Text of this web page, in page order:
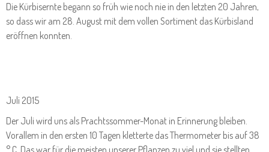
Die Kürbisernte begann so früh wie noch nie in den letzten 20 Jahren,
so dass wir am 28. August mit dem vollen Sortiment das Kürbisland
eröffnen konnten.
Juli 2015
Der Juli wird uns als Prachtssommer-Monat in Erinnerung bleiben.
Vorallem in den ersten 10 Tagen kletterte das Thermometer bis auf 38